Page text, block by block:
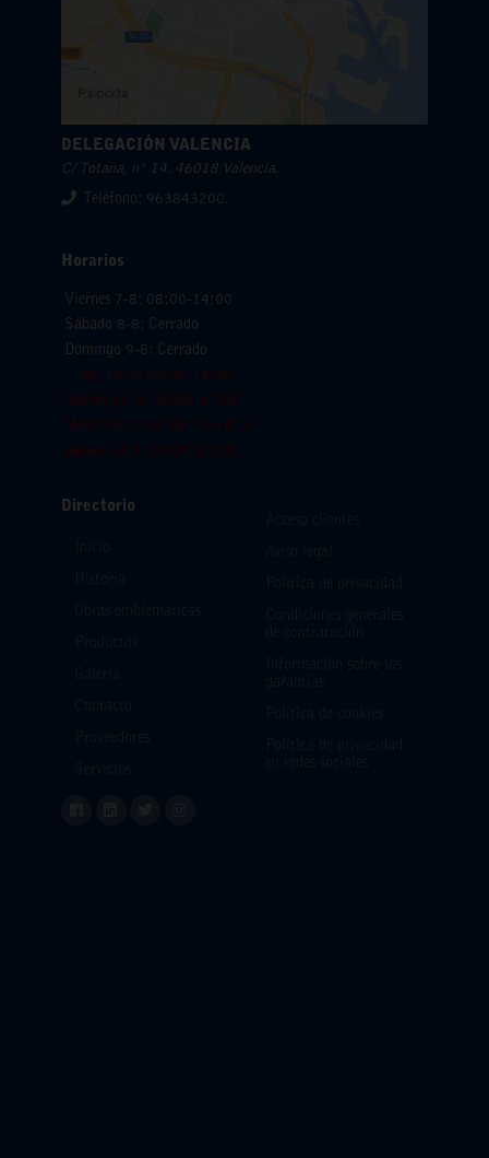
Directorio
DELEGACIÓN VALENCIA
C/ Totana, nº 14. 46018 Valencia.
Teléfono: 963843200.
Horarios
Viernes 7-8: 08:00-14:00
Sábado 8-8: Cerrado
Domingo 9-8: Cerrado
Lunes 10-8: 08:00-14:00
Martes 11-8: 08:00-14:00
Miercoles 12-8: 08:00-14:00
Jueves 13-8: 08:00-14:00